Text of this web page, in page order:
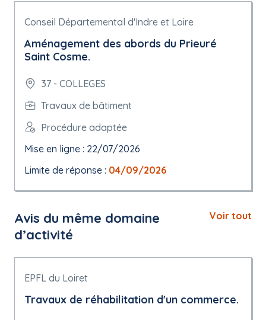
Conseil Départemental d'Indre et Loire
Aménagement des abords du Prieuré
Saint Cosme.
37 - COLLEGES
Travaux de bâtiment
Procédure adaptée
Mise en ligne : 22/07/2026
Limite de réponse : 04/09/2026
Avis du même domaine
d’activité
Voir tout
EPFL du Loiret
Travaux de réhabilitation d'un commerce.